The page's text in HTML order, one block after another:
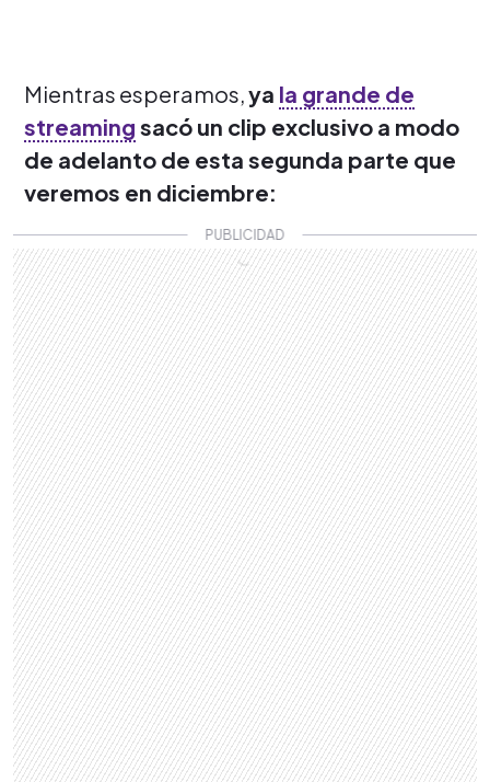
Mientras esperamos, ya la grande de
streaming sacó un clip exclusivo a modo
de adelanto de esta segunda parte que
veremos en diciembre: